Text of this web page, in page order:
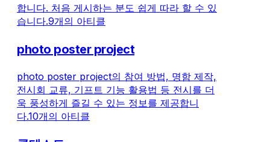
규 등록’ 화면에 접속합니다. 2. 신규 등록
화면에서 다음 중 하나로 계정을 등록합
ID - Google 계정 - 사용자 정보 입력 화
다.
습니다. 📸 이벤
기 이벤트 응모
인하기 명함은
충실하게! イベ
합니다. 처음 게시하는 분도 쉽게 따라 할 수 있
습니다.9개의 아티클
photo poster project
photo poster project의 참여 방법, 명함 제작,
전시회 교류, 기프트 기능 활용법 등 전시를 더
욱 풍성하게 즐길 수 있는 정보를 제공합니
다.10개의 아티클